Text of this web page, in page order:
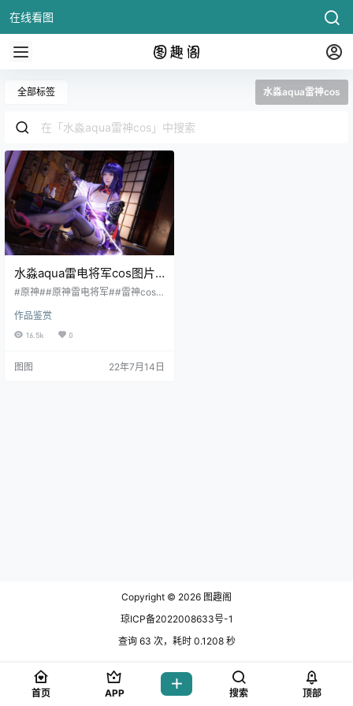
在线看图
全部标签 水淼aqua雷神cos
水淼aqua雷电将军cos图片|
水淼aqua雷神奶香刀130P霸
#原神##原神雷电将军##雷神cospl
面 我会再砍一刀！ 上文如此霸气的
话语出自游戏《原神》中的巴尔泽
巴尔泽布是“.
作品鉴赏
16.5k 0
图图 22年7月14日
Copyright © 2026 图趣阁
琼ICP备2022008633号-1
查询 63 次，耗时 0.1208 秒
首页 APP 搜索 顶部